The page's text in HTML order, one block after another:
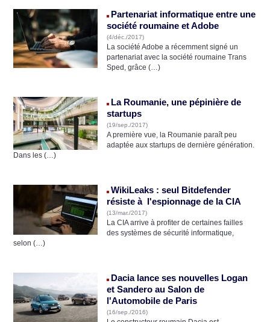
Partenariat informatique entre une
société roumaine et Adobe
(4/déc./2017)
La société Adobe a récemment signé un
partenariat avec la société roumaine Trans
Sped, grâce (…)
La Roumanie, une pépinière de
startups
(19/sep./2017)
A première vue, la Roumanie paraît peu
adaptée aux startups de dernière génération.
Dans les (…)
WikiLeaks : seul Bitdefender
résiste à l'espionnage de la CIA
(13/mar./2017)
La CIA arrive à profiter de certaines failles
des systèmes de sécurité informatique,
selon (…)
Dacia lance ses nouvelles Logan
et Sandero au Salon de
l'Automobile de Paris
(16/sep./2016)